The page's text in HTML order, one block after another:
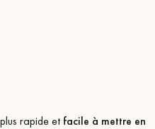
rapide et facile à mettre en